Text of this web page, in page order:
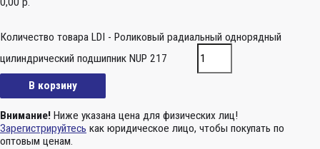
Количество товара LDI - Роликовый радиальный однорядный
цилиндрический подшипник NUP 217
В корзину
Внимание! Ниже указана цена для физических лиц!
Зарегистрируйтесь как юридическое лицо, чтобы покупать по
оптовым ценам.